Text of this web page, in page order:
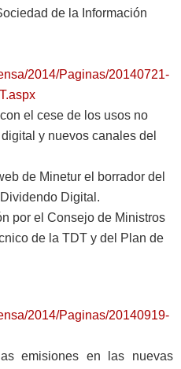
de la Información
2014/Paginas/20140721-
el cese de los usos no
y nuevos canales del
de Minetur el borrador del
Digital.
por el Consejo de Ministros
de la TDT y del Plan de
2014/Paginas/20140919-
emisiones en las nuevas